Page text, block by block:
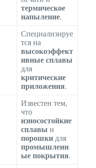
термическое
напыление.
Специализируе
тся на
высокоэффект
ивные сплавы
для
критические
приложения.
Известен тем,
что
износостойкие
сплавы и
порошкидля
промышленн
ые покрытия.